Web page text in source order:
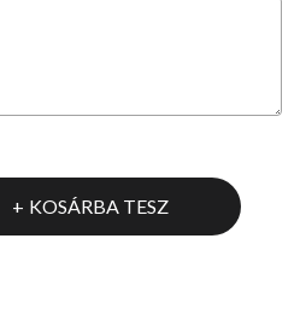
KOSÁRBA TESZ